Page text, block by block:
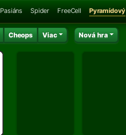
Pasiáns Spider FreeCell Pyramídový
Cheops Viac Nová hra